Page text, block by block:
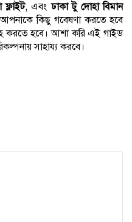
, এবংঢাকা টু দোহা বিমান
কিছু গবেষণা করতে হবে
করতে হবে। আশা করি এই গাইড
সাহায্য করবে।